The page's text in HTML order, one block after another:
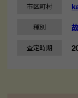
市区町村
種別
査定時期